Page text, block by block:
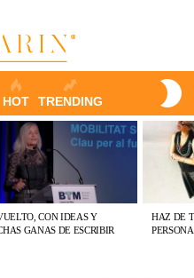
HOT TRENDING
CON IDEAS Y
GANAS DE ESCRIBIR
HAZ DE